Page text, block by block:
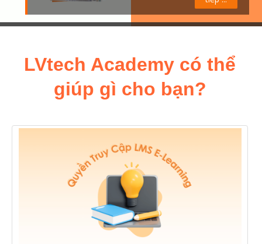
kiếm
Gửi
LVtech Academy có thể
giúp gì cho bạn?